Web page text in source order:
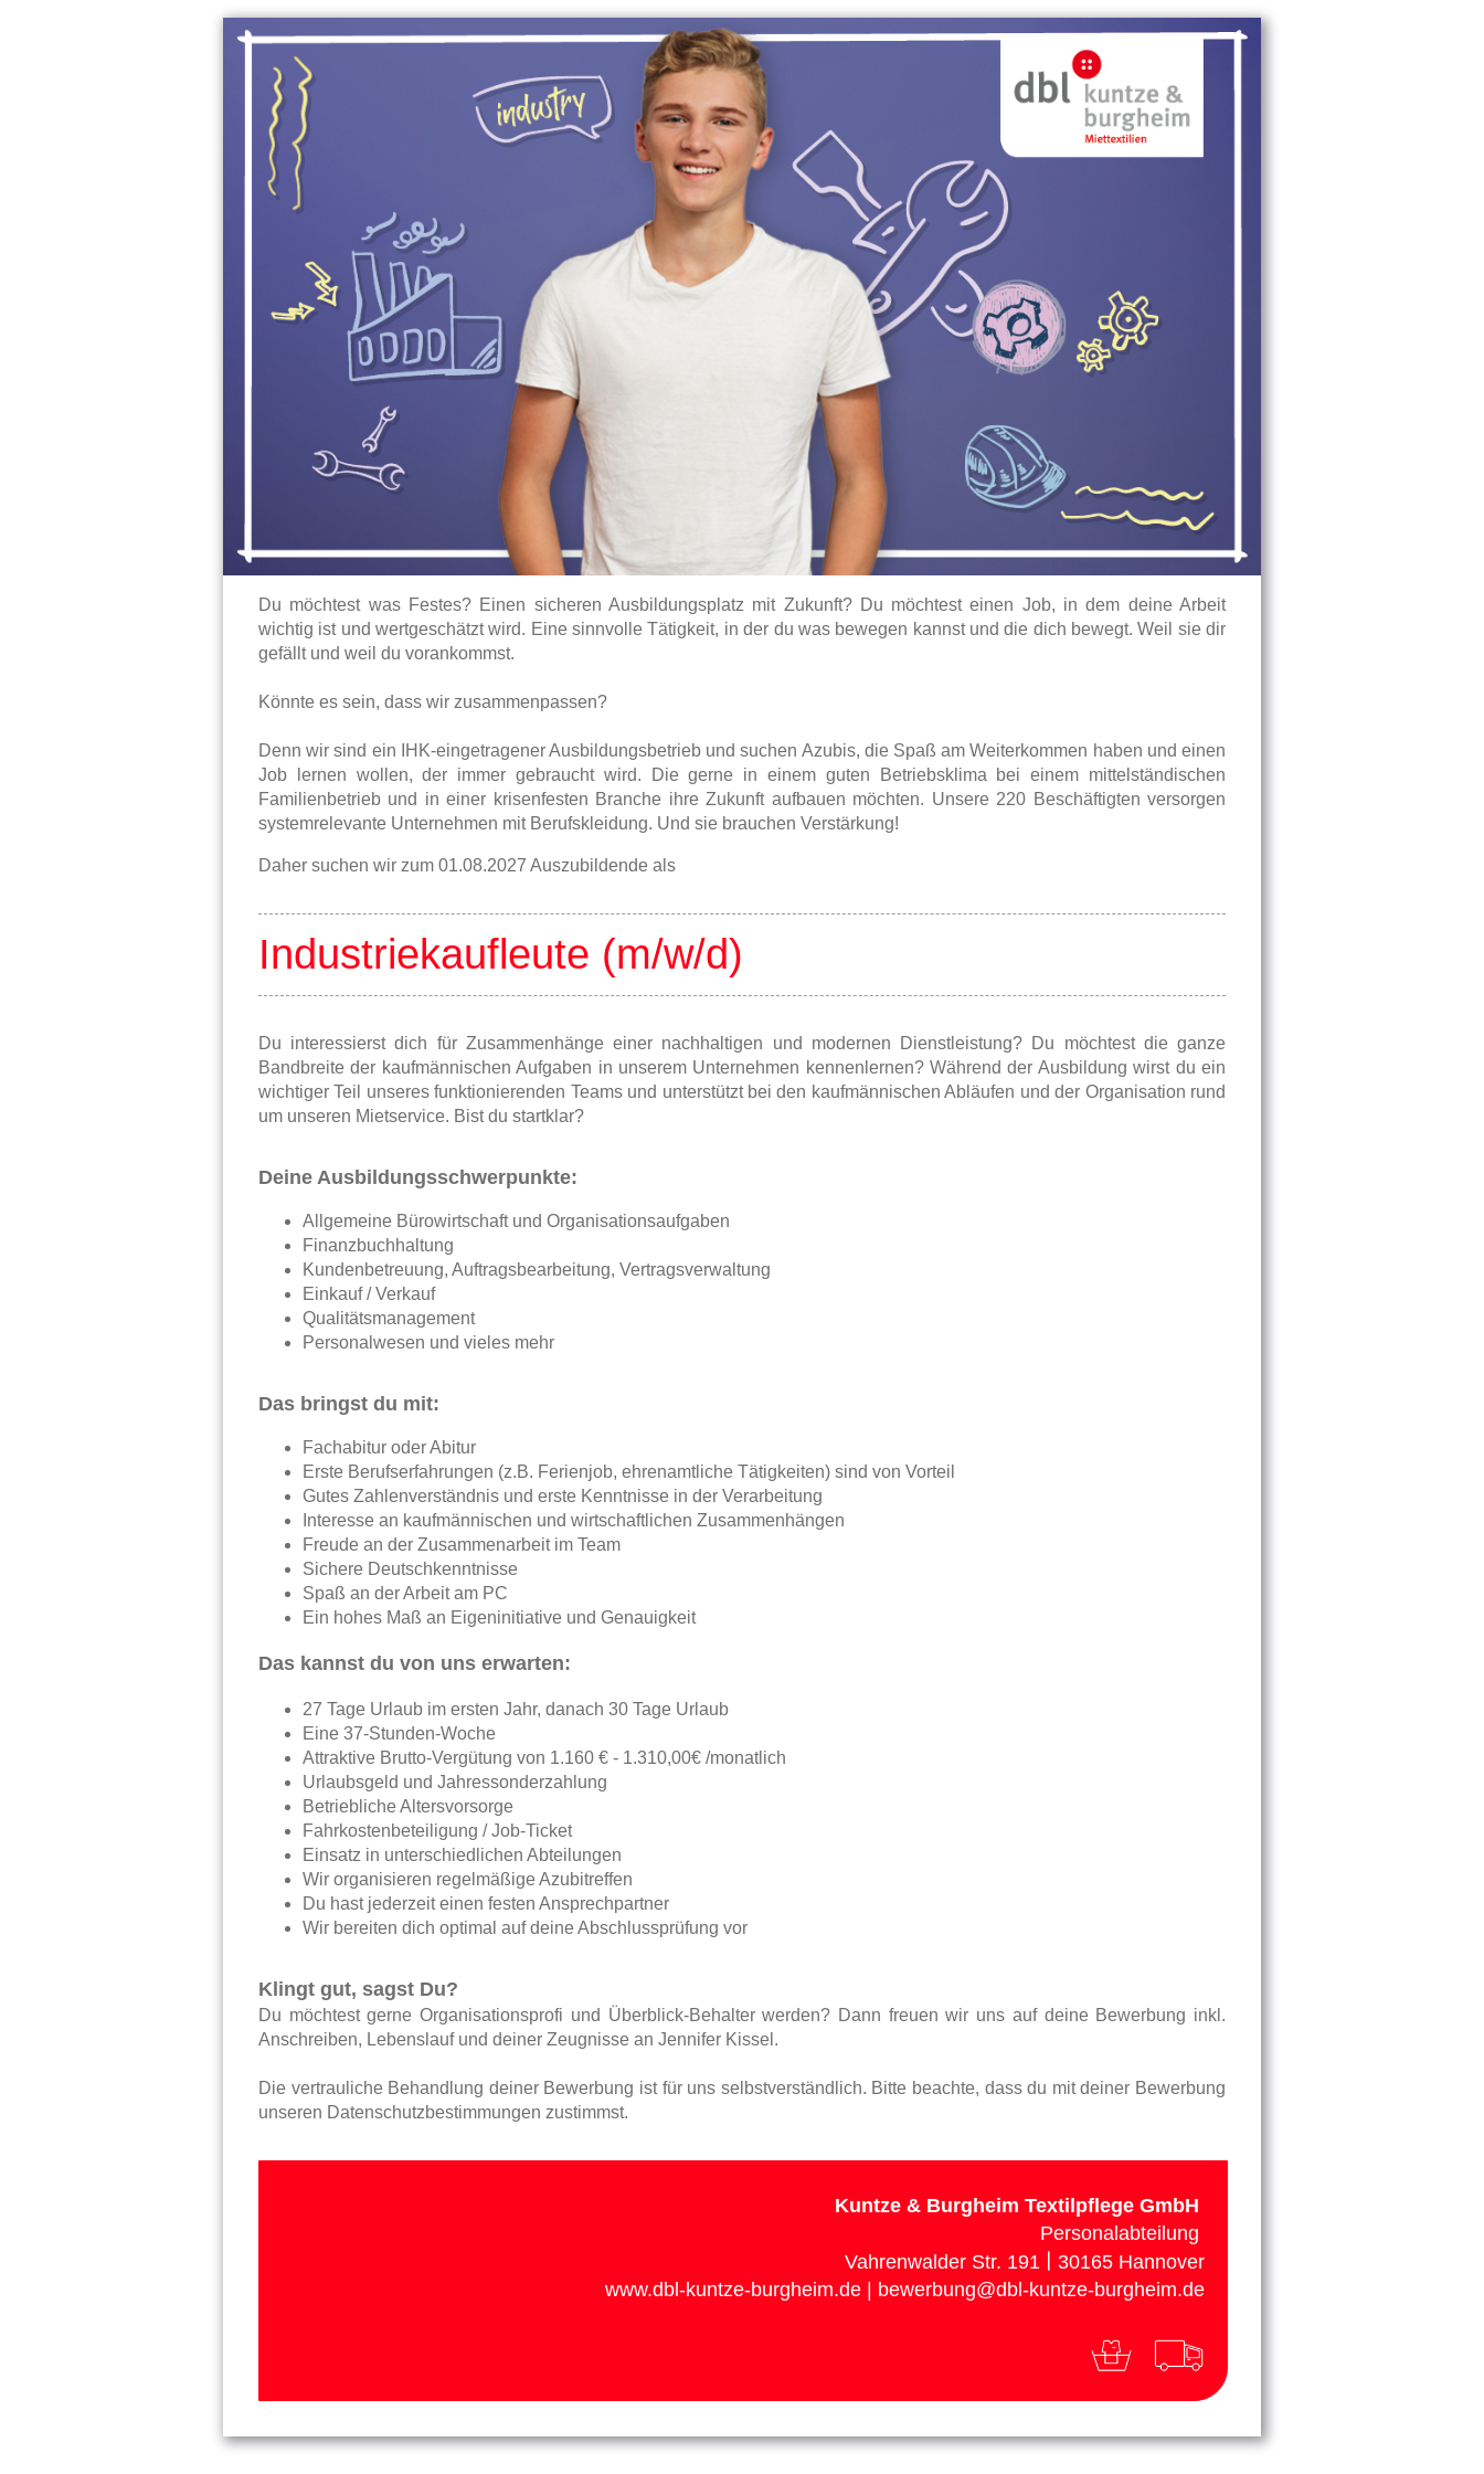
Du möchtest was Festes? Einen sicheren Ausbildungsplatz mit Zukunft? Du möchtest einen Job, in dem deine Arbeit
wichtig ist und wertgeschätzt wird. Eine sinnvolle Tätigkeit, in der du was bewegen kannst und die dich bewegt. Weil sie dir
gefällt und weil du vorankommst.
Könnte es sein, dass wir zusammenpassen?
Denn wir sind ein IHK-eingetragener Ausbildungsbetrieb und suchen Azubis, die Spaß am Weiterkommen haben und einen
Job lernen wollen, der immer gebraucht wird. Die gerne in einem guten Betriebsklima bei einem mittelständischen
Familienbetrieb und in einer krisenfesten Branche ihre Zukunft aufbauen möchten. Unsere 220 Beschäftigten versorgen
systemrelevante Unternehmen mit Berufskleidung. Und sie brauchen Verstärkung!
Daher suchen wir zum 01.08.2027 Auszubildende als
Industriekaufleute (m/w/d)
Du interessierst dich für Zusammenhänge einer nachhaltigen und modernen Dienstleistung? Du möchtest die ganze
Bandbreite der kaufmännischen Aufgaben in unserem Unternehmen kennenlernen? Während der Ausbildung wirst du ein
wichtiger Teil unseres funktionierenden Teams und unterstützt bei den kaufmännischen Abläufen und der Organisation rund
um unseren Mietservice. Bist du startklar?
Deine Ausbildungsschwerpunkte:
Allgemeine Bürowirtschaft und Organisationsaufgaben
Finanzbuchhaltung
Kundenbetreuung, Auftragsbearbeitung, Vertragsverwaltung
Einkauf / Verkauf
Qualitätsmanagement
Personalwesen und vieles mehr
Das bringst du mit:
Fachabitur oder Abitur
Erste Berufserfahrungen (z.B. Ferienjob, ehrenamtliche Tätigkeiten) sind von Vorteil
Gutes Zahlenverständnis und erste Kenntnisse in der Verarbeitung
Interesse an kaufmännischen und wirtschaftlichen Zusammenhängen
Freude an der Zusammenarbeit im Team
Sichere Deutschkenntnisse
Spaß an der Arbeit am PC
Ein hohes Maß an Eigeninitiative und Genauigkeit
Das kannst du von uns erwarten:
27 Tage Urlaub im ersten Jahr, danach 30 Tage Urlaub
Eine 37-Stunden-Woche
Attraktive Brutto-Vergütung von 1.160 € - 1.310,00€ /monatlich
Urlaubsgeld und Jahressonderzahlung
Betriebliche Altersvorsorge
Fahrkostenbeteiligung / Job-Ticket
Einsatz in unterschiedlichen Abteilungen
Wir organisieren regelmäßige Azubitreffen
Du hast jederzeit einen festen Ansprechpartner
Wir bereiten dich optimal auf deine Abschlussprüfung vor
Klingt gut, sagst Du?
Du möchtest gerne Organisationsprofi und Überblick-Behalter werden? Dann freuen wir uns auf deine Bewerbung inkl.
Anschreiben, Lebenslauf und deiner Zeugnisse an Jennifer Kissel.
Die vertrauliche Behandlung deiner Bewerbung ist für uns selbstverständlich. Bitte beachte, dass du mit deiner Bewerbung
unseren Datenschutzbestimmungen zustimmst.
Kuntze & Burgheim Textilpflege GmbH
Personalabteilung
Vahrenwalder Str. 191
30165 Hannover
www.dbl-kuntze-burgheim.de | bewerbung@dbl-kuntze-burgheim.de